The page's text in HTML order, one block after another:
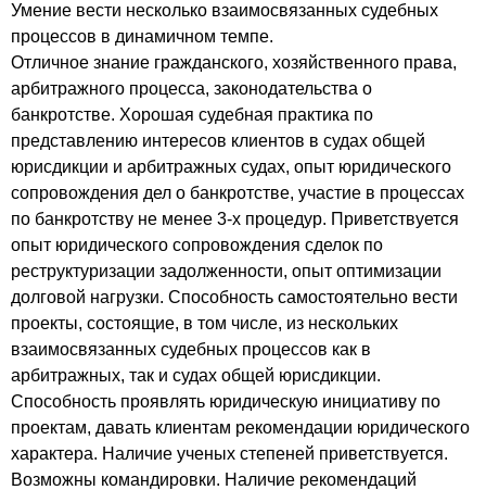
Умение вести несколько взаимосвязанных судебных
процессов в динамичном темпе.
Отличное знание гражданского, хозяйственного права,
арбитражного процесса, законодательства о
банкротстве. Хорошая судебная практика по
представлению интересов клиентов в судах общей
юрисдикции и арбитражных судах, опыт юридического
сопровождения дел о банкротстве, участие в процессах
по банкротству не менее 3-х процедур. Приветствуется
опыт юридического сопровождения сделок по
реструктуризации задолженности, опыт оптимизации
долговой нагрузки. Способность самостоятельно вести
проекты, состоящие, в том числе, из нескольких
взаимосвязанных судебных процессов как в
арбитражных, так и судах общей юрисдикции.
Способность проявлять юридическую инициативу по
проектам, давать клиентам рекомендации юридического
характера. Наличие ученых степеней приветствуется.
Возможны командировки. Наличие рекомендаций